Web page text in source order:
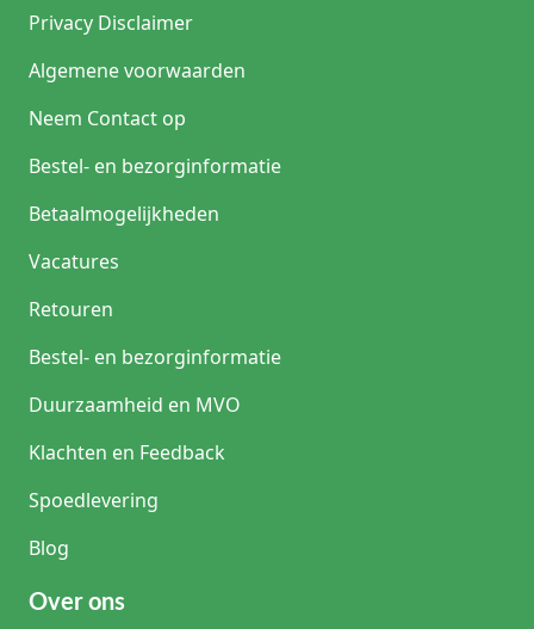
Privacy Disclaimer
Algemene voorwaarden
Neem Contact op
Bestel- en bezorginformatie
Betaalmogelijkheden
Vacatures
Retouren
Bestel- en bezorginformatie
Duurzaamheid en MVO
Klachten en Feedback
Spoedlevering
Blog
Over ons